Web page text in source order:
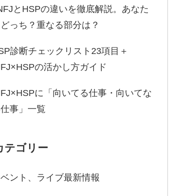
とHSPの違いを徹底解説。あなた
っち？重なる部分は？
診断チェックリスト23項目＋
の活かし方ガイド
に「向いてる仕事・向いてな
事」一覧
テゴリー
ント、ライブ最新情報